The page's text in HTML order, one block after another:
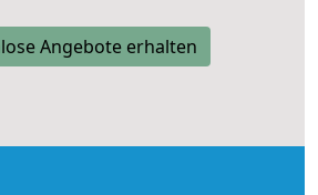
Angebote erhalten